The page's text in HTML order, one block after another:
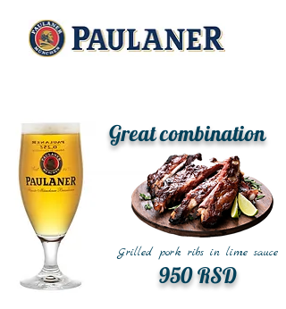
Great combination
950 RSD
Grilled pork ribs in lime sauce